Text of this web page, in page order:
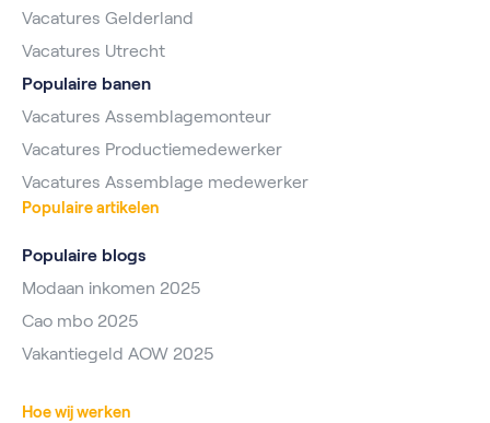
Vacatures Gelderland
Vacatures Utrecht
Populaire banen
Vacatures Assemblagemonteur
Vacatures Productiemedewerker
Vacatures Assemblage medewerker
Populaire artikelen
Populaire blogs
Modaan inkomen 2025
Cao mbo 2025
Vakantiegeld AOW 2025
Hoe wij werken